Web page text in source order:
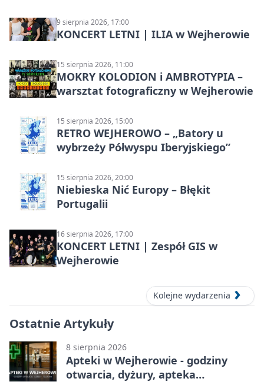
9 sierpnia 2026, 17:00
KONCERT LETNI | ILIA w Wejherowie
15 sierpnia 2026, 11:00
MOKRY KOLODION i AMBROTYPIA –
warsztat fotograficzny w Wejherowie
15 sierpnia 2026, 15:00
RETRO WEJHEROWO – „Batory u
wybrzeży Półwyspu Iberyjskiego”
15 sierpnia 2026, 20:00
Niebieska Nić Europy – Błękit
Portugalii
16 sierpnia 2026, 17:00
KONCERT LETNI | Zespół GIS w
Wejherowie
Kolejne wydarzenia
Ostatnie Artykuły
8 sierpnia 2026
Apteki w Wejherowie - godziny
otwarcia, dyżury, apteka